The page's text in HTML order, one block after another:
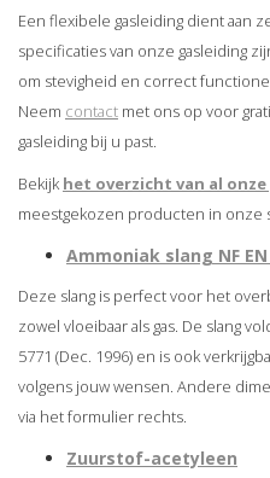
Een flexibele gasleiding dient aan
specificaties van onze gasleiding
om stevigheid en correct
Neem contact met ons op voor
gasleiding bij u past.
Bekijk het overzicht van al
meestgekozen producten in onze
Ammoniak slang NF EN
Deze slang is perfect voor het
zowel vloeibaar als gas. De slang
5771 (Dec. 1996) en is ook
volgens jouw wensen. Andere
via het formulier rechts.
Zuurstof-acetyleen